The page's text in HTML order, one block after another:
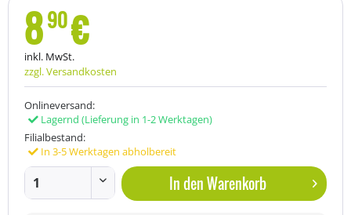
890€
inkl. MwSt.
zzgl. Versandkosten
Onlineversand:
Lagernd (Lieferung in 1-2 Werktagen)
Filialbestand:
In 3-5 Werktagen abholbereit
In denWarenkorb